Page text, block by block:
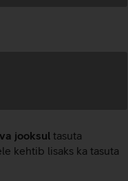
jooksul tasuta
kehtib lisaks ka tasuta